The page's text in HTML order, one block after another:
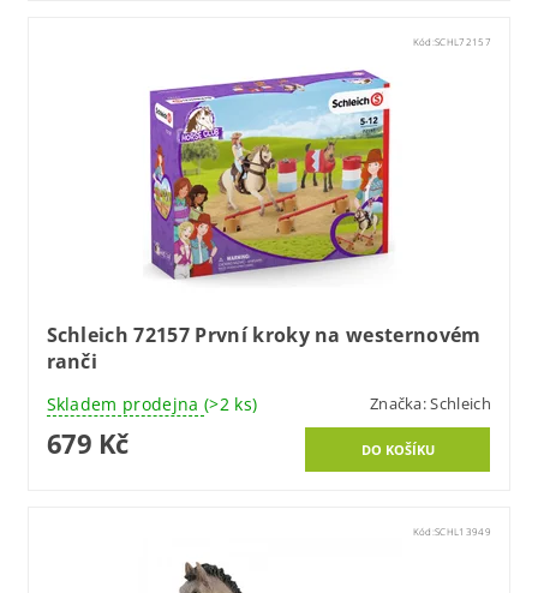
Kód:SCHL72157
Schleich 72157 První kroky na westernovém
ranči
Skladem prodejna (>2 ks) Značka:Schleich
679 Kč
Kód:SCHL13949